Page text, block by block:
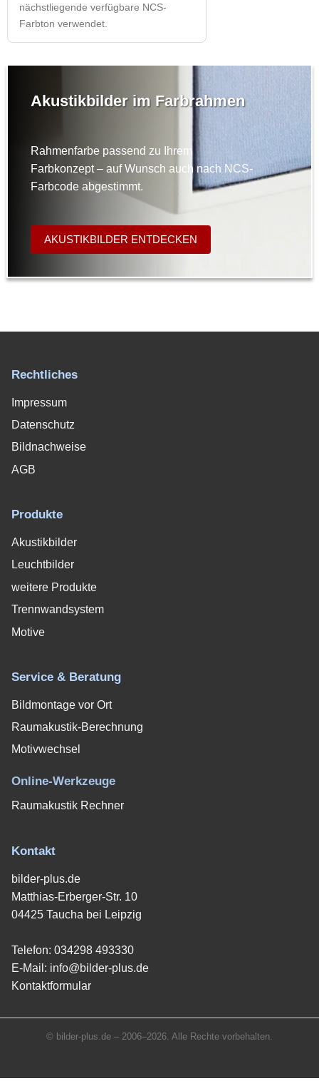
nächstliegende verfügbare NCS-
Farbton verwendet.
Akustikbilder im Farbrahmen
Rahmenfarbe passend zu Ihrem
Farbkonzept – auf Wunsch auch nach NCS-
Farbcode abgestimmt.
AKUSTIKBILDER ENTDECKEN
Rechtliches
Impressum
Datenschutz
Bildnachweise
AGB
Produkte
Akustikbilder
Leuchtbilder
weitere Produkte
Trennwandsystem
Motive
Service & Beratung
Bildmontage vor Ort
Raumakustik-Berechnung
Motivwechsel
Online-Werkzeuge
Raumakustik Rechner
Kontakt
bilder-plus.de
Matthias-Erberger-Str. 10
04425 Taucha bei Leipzig
Telefon: 034298 493330
E-Mail: info@bilder-plus.de
Kontaktformular
© bilder-plus.de – 2006–2026. Alle Rechte vorbehalten.